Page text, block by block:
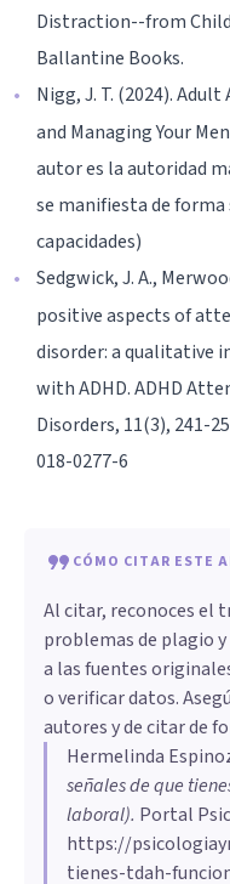
Distraction--from
Ballantine Books.
Nigg, J. T. (2024).
and Managing Your
autor es la autoridad
se manifiesta de
capacidades)
Sedgwick, J. A.,
positive aspects of
disorder: a qualitative
with ADHD. ADHD
Disorders, 11(3), 241-
018-0277-6
CÓMO CITAR ESTE
Al citar, reconoces el
problemas de plagio
a las fuentes
o verificar datos.
autores y de citar de
Hermelinda
señales de que
laboral). Portal
https://
tienes-tdah-